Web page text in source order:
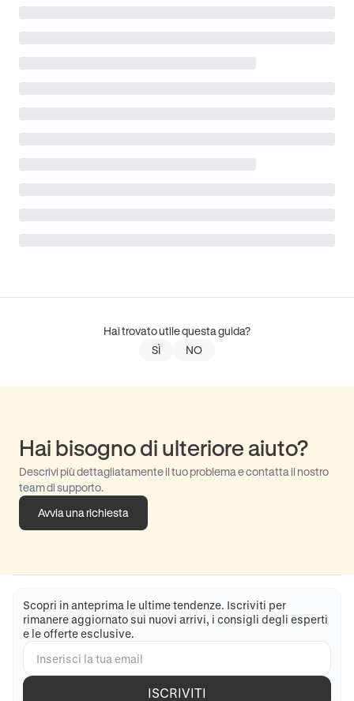
Hai trovato utile questa guida?
SÌ
NO
Hai bisogno di ulteriore aiuto?
Descrivi più dettagliatamente il tuo problema e contatta il nostro
team di supporto.
Avvia una richiesta
Scopri in anteprima le ultime tendenze. Iscriviti per
rimanere aggiornato sui nuovi arrivi, i consigli degli esperti
e le offerte esclusive.
ISCRIVITI